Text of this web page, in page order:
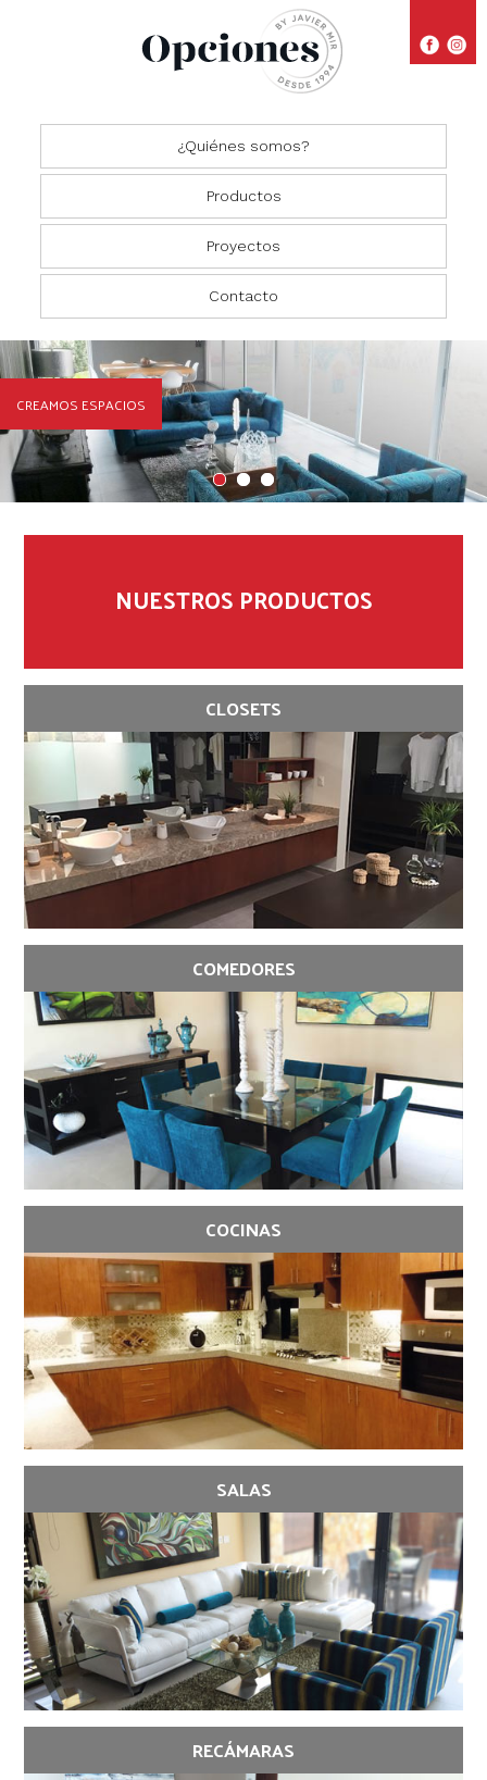
¿Quiénes somos?
Productos
Closets
Comedores
Cocinas
Salas
Recámaras
Proyectos
Residencial
Oficinas
Comercial
Contacto
CREAMOS ESPACIOS
NUESTROS PRODUCTOS
CLOSETS
COMEDORES
COCINAS
SALAS
RECÁMARAS